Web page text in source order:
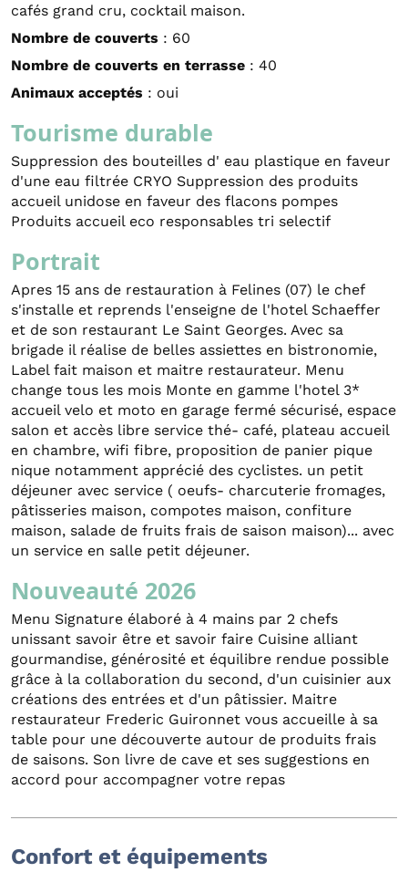
cafés grand cru, cocktail maison.
Nombre de couverts : 60
Nombre de couverts en terrasse : 40
Animaux acceptés : oui
Tourisme durable
Suppression des bouteilles d' eau plastique en faveur
d'une eau filtrée CRYO Suppression des produits
accueil unidose en faveur des flacons pompes
Produits accueil eco responsables tri selectif
Portrait
Apres 15 ans de restauration à Felines (07) le chef
s'installe et reprends l'enseigne de l'hotel Schaeffer
et de son restaurant Le Saint Georges. Avec sa
brigade il réalise de belles assiettes en bistronomie,
Label fait maison et maitre restaurateur. Menu
change tous les mois Monte en gamme l'hotel 3*
accueil velo et moto en garage fermé sécurisé, espace
salon et accès libre service thé- café, plateau accueil
en chambre, wifi fibre, proposition de panier pique
nique notamment apprécié des cyclistes. un petit
déjeuner avec service ( oeufs- charcuterie fromages,
pâtisseries maison, compotes maison, confiture
maison, salade de fruits frais de saison maison)... avec
un service en salle petit déjeuner.
Nouveauté 2026
Menu Signature élaboré à 4 mains par 2 chefs
unissant savoir être et savoir faire Cuisine alliant
gourmandise, générosité et équilibre rendue possible
grâce à la collaboration du second, d'un cuisinier aux
créations des entrées et d'un pâtissier. Maitre
restaurateur Frederic Guironnet vous accueille à sa
table pour une découverte autour de produits frais
de saisons. Son livre de cave et ses suggestions en
accord pour accompagner votre repas
Confort et équipements